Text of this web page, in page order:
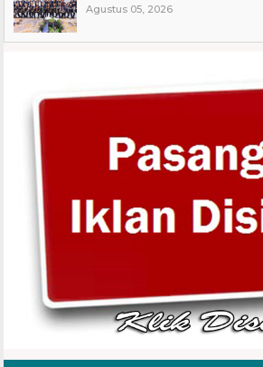
Agustus 05, 2026